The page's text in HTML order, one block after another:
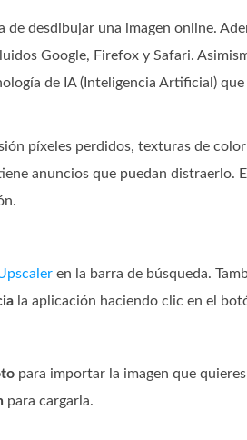
desdibujar una imagen online.
Google, Firefox y Safari.
de IA (Inteligencia Artificial)
píxeles perdidos, texturas de color
anuncios que puedan distraerlo.
en la barra de búsqueda.
la aplicación haciendo clic en el
para importar la imagen que
para cargarla.